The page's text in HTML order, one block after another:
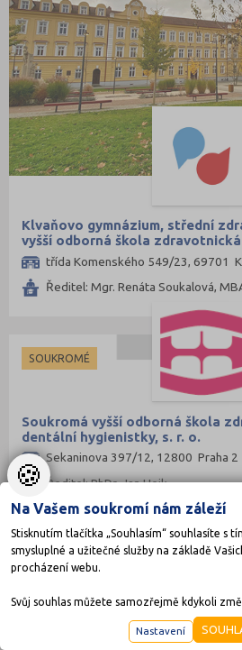
Klvaňovo gymnázium, střední
vyšší odborná škola
organizace
třída Komenského 549/23, 69701
Ředitel: Mgr. Renáta Soukalová,
SOUKROMÉ
Soukromá vyšší odborná škola
dentální hygienistky, s. r. o.
Sekaninova 397/12, 12800 Praha 2
Ředitel: PhDr. Jan Hejk
SOUKROMÉ
🍪
Na Vašem soukromí nám záleží
Stisknutím tlačítka „Souhlasím“ souhlasíte s
smysluplné a užitečné služby na základě
procházení webu.
Svůj souhlas můžete samozřejmě kdykoli
Nastavení